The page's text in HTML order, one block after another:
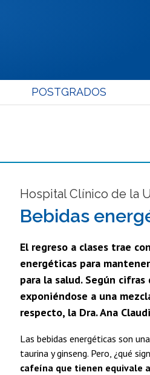
POSTGRADOS
Hospital Clínico de la
Bebidas
El regreso a clases trae
energéticas para
para la salud. Según
exponiéndose a una
respecto, la Dra. Ana
Las bebidas energéticas son
taurina y ginseng. Pero, ¿qué
cafeína que tienen equivale